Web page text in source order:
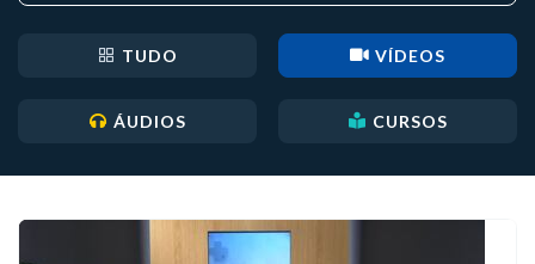
TUDO VÍDEOS
ÁUDIOS CURSOS